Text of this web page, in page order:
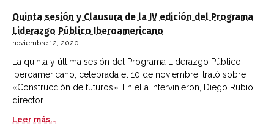
Quinta sesión y Clausura de la IV edición del Programa
Liderazgo Público Iberoamericano
noviembre 12, 2020
La quinta y última sesión del Programa Liderazgo Público
Iberoamericano, celebrada el 10 de noviembre, trató sobre
«Construcción de futuros». En ella intervinieron, Diego Rubio,
director
Leer más...